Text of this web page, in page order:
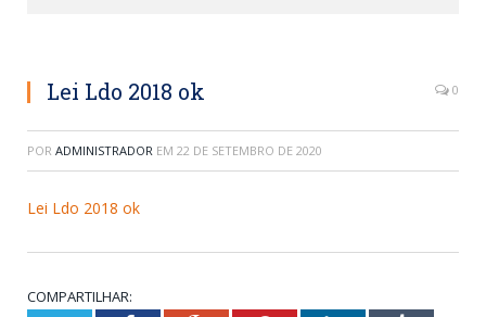
Lei Ldo 2018 ok 0
POR ADMINISTRADOR EM 22 DE SETEMBRO DE 2020
Lei Ldo 2018 ok
COMPARTILHAR: